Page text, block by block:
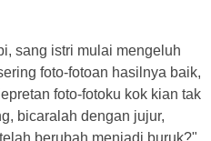
sang istri mulai mengeluh
foto-fotoan hasilnya baik,
foto-fotoku kok kian tak
bicaralah dengan jujur,
berubah menjadi buruk?"